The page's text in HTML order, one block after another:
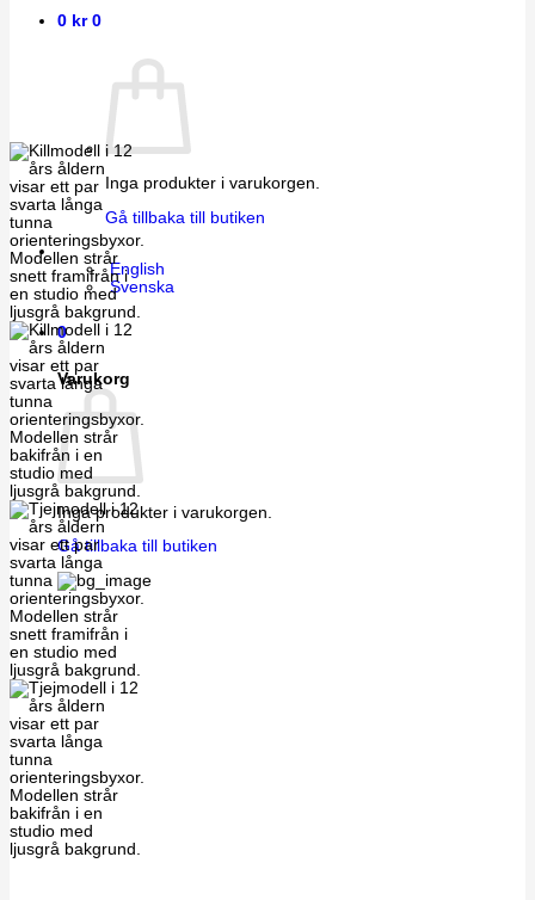
0 kr 0
Inga produkter i varukorgen.
Gå tillbaka till butiken
English
Svenska
0
Varukorg
Inga produkter i varukorgen.
Gå tillbaka till butiken